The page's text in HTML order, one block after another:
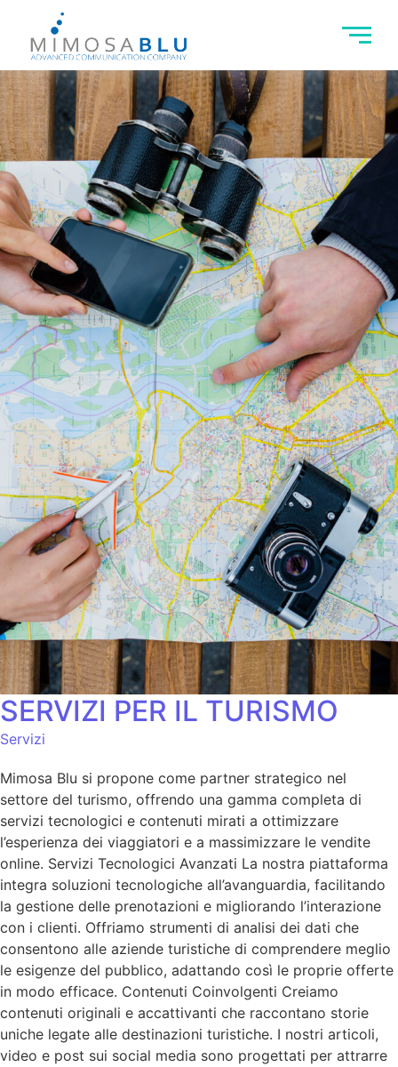
SERVIZI PER IL TURISMO
Servizi
Mimosa Blu si propone come partner strategico nel
settore del turismo, offrendo una gamma completa di
servizi tecnologici e contenuti mirati a ottimizzare
l’esperienza dei viaggiatori e a massimizzare le vendite
online. Servizi Tecnologici Avanzati La nostra piattaforma
integra soluzioni tecnologiche all’avanguardia, facilitando
la gestione delle prenotazioni e migliorando l’interazione
con i clienti. Offriamo strumenti di analisi dei dati che
consentono alle aziende turistiche di comprendere meglio
le esigenze del pubblico, adattando così le proprie offerte
in modo efficace. Contenuti Coinvolgenti Creiamo
contenuti originali e accattivanti che raccontano storie
uniche legate alle destinazioni turistiche. I nostri articoli,
video e post sui social media sono progettati per attrarre